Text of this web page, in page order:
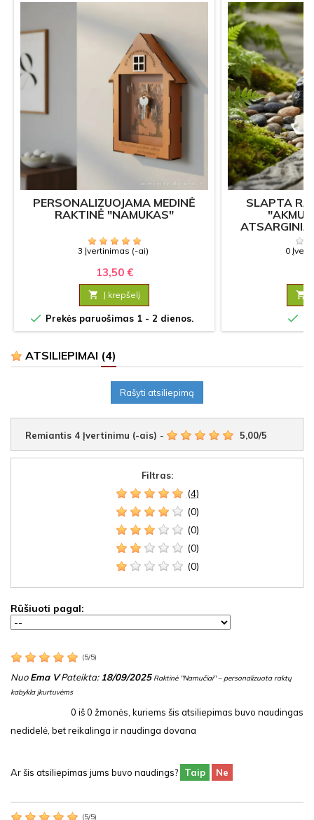
PERSONALIZUOJAMA MEDINĖ
RAKTINĖ "NAMUKAS"
3 Įvertinimas (-ai)
13,50 €
 Į krepšelį
 Prekės paruošimas 1 - 2 dienos.
SLAPTA
0


ATSILIEPIMAI (4)
Rašyti atsiliepimą
Remiantis 4 Įvertinimu (-ais) - 5,00/5
Filtras:
(4)
(0)
(0)
(0)
(0)
Rūšiuoti pagal:
(5/5)
NuoEma VPateikta: 18/09/2025 Raktinė "Namučiai" – personalizuota raktų
kabykla įkurtuvėms
0 iš0 žmonės, kuriems šis atsiliepimas buvo naudingas
nedidelė, bet reikalinga ir naudinga dovana
Ar šis atsiliepimas jums buvo naudings? Taip Ne
(5/5)